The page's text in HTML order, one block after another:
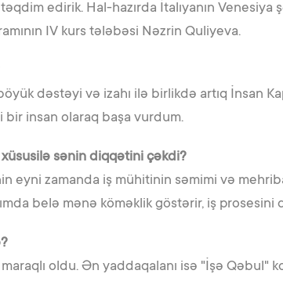
edirik. Hal-hazırda İtalıyanın
IV kurs tələbəsi Nəzrin Quliyeva.
dəstəyi və izahı ilə birlikdə artıq İnsan
insan olaraq başa vurdum.
sənin diqqətini çəkdi?
zamanda iş mühitinin səmimi və
belə mənə köməklik göstərir, iş prosesini
oldu. Ən yaddaqalanı isə "İşə Qəbul"